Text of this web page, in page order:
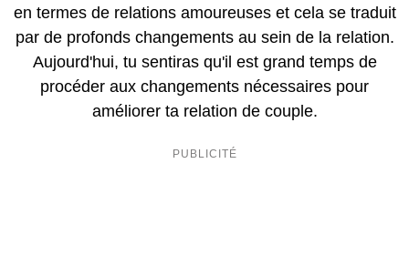
en termes de relations amoureuses et cela se traduit
par de profonds changements au sein de la relation.
Aujourd'hui, tu sentiras qu'il est grand temps de
procéder aux changements nécessaires pour
améliorer ta relation de couple.